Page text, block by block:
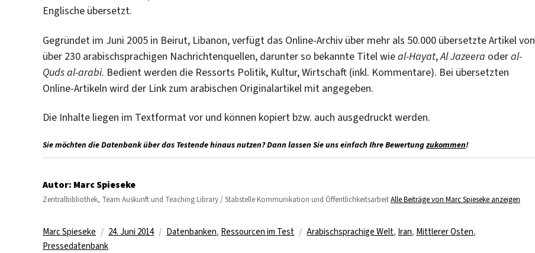
Englische übersetzt.
Gegründet im Juni 2005 in Beirut, Libanon, verfügt das Online-Archiv über mehr als 50.000 übersetzte Artikel von
über 230 arabischsprachigen Nachrichtenquellen, darunter so bekannte Titel wieal-Hayat,Al Jazeera oderal-
Quds al-arabi. Bedient werden die Ressorts Politik, Kultur, Wirtschaft (inkl. Kommentare). Bei übersetzten
Online-Artikeln wird der Link zum arabischen Originalartikel mit angegeben.
Die Inhalte liegen im Textformat vor und können kopiert bzw. auch ausgedruckt werden.
Sie möchten die Datenbank über das Testende hinaus nutzen? Dann lassen Sie uns einfach Ihre Bewertungzukommen!
Autor: Marc Spieseke
Zentralbibliothek, Team Auskunft und Teaching Library / Stabstelle Kommunikation und ÖffentlichkeitsarbeitAlle Beiträge von Marc Spieseke anzeigen
Autor
Marc Spieseke
Veröffentlicht
am
24. Juni 2014 Kategorien
Datenbanken, Ressourcen im Test Schlagwörter
Arabischsprachige Welt, Iran, Mittlerer Osten,
Pressedatenbank